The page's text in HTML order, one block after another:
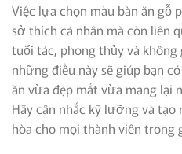
Việc lựa chọn màu bàn ăn gỗ
sở thích cá nhân mà còn liên
tuổi tác, phong thủy và
những điều này sẽ giúp bạn
ăn vừa đẹp mắt vừa mang lại
Hãy cân nhắc kỹ lưỡng và
hòa cho mọi thành viên trong